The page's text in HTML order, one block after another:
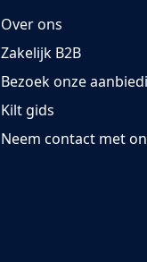
Over ons
Zakelijk B2B
Bezoek onze
Kilt gids
Neem contact met